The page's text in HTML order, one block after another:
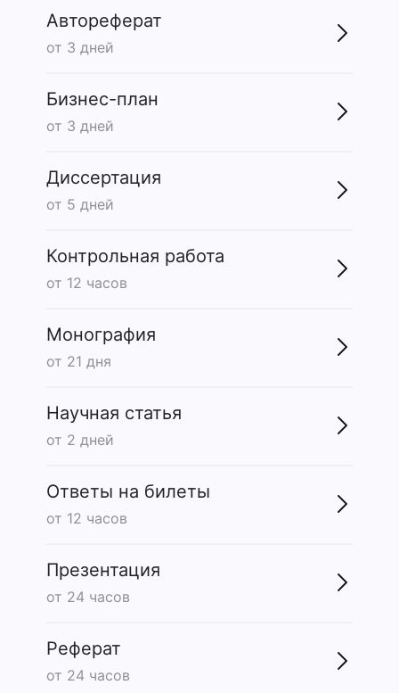
Автореферат
от 3 дней
Бизнес-план
от 3 дней
Диссертация
от 5 дней
Контрольная работа
от 12 часов
Монография
от 21 дня
Научная статья
от 2 дней
Ответы на билеты
от 12 часов
Презентация
от 24 часов
Реферат
от 24 часов